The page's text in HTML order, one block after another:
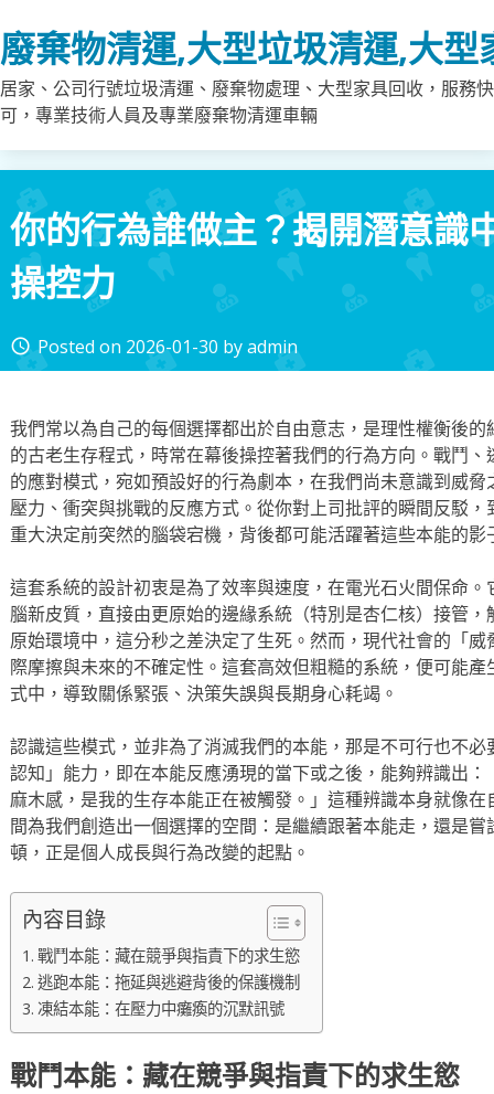
to
content
廢棄物清運,大型垃圾清運,大
居家、公司行號垃圾清運、廢棄物處理、大型家具回收，服務
可，專業技術人員及專業廢棄物清運車輛
你的行為誰做主？揭開潛意識
操控力
access_time Posted on 2026-01-30 byadmin
我們常以為自己的每個選擇都出於自由意志，是理性權衡後
的古老生存程式，時常在幕後操控著我們的行為方向。戰鬥
的應對模式，宛如預設好的行為劇本，在我們尚未意識到威
壓力、衝突與挑戰的反應方式。從你對上司批評的瞬間反駁
重大決定前突然的腦袋宕機，背後都可能活躍著這些本能的影
這套系統的設計初衷是為了效率與速度，在電光石火間保命
腦新皮質，直接由更原始的邊緣系統（特別是杏仁核）接管
原始環境中，這分秒之差決定了生死。然而，現代社會的「
際摩擦與未來的不確定性。這套高效但粗糙的系統，便可能
式中，導致關係緊張、決策失誤與長期身心耗竭。
認識這些模式，並非為了消滅我們的本能，那是不可行也不
認知」能力，即在本能反應湧現的當下或之後，能夠辨識出
麻木感，是我的生存本能正在被觸發。」這種辨識本身就像
間為我們創造出一個選擇的空間：是繼續跟著本能走，還是
頓，正是個人成長與行為改變的起點。
內容目錄
戰鬥本能：藏在競爭與指責下的求生慾
逃跑本能：拖延與逃避背後的保護機制
凍結本能：在壓力中癱瘓的沉默訊號
戰鬥本能：藏在競爭與指責下的求生慾